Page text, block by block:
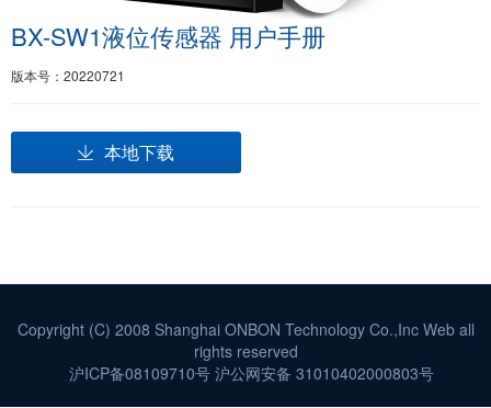
BX-SW1液位传感器 用户手册
版本号：20220721
本地下载
Copyright (C) 2008 Shanghai ONBON Technology Co.,Inc Web all
rights reserved
沪ICP备08109710号沪公网安备 31010402000803号